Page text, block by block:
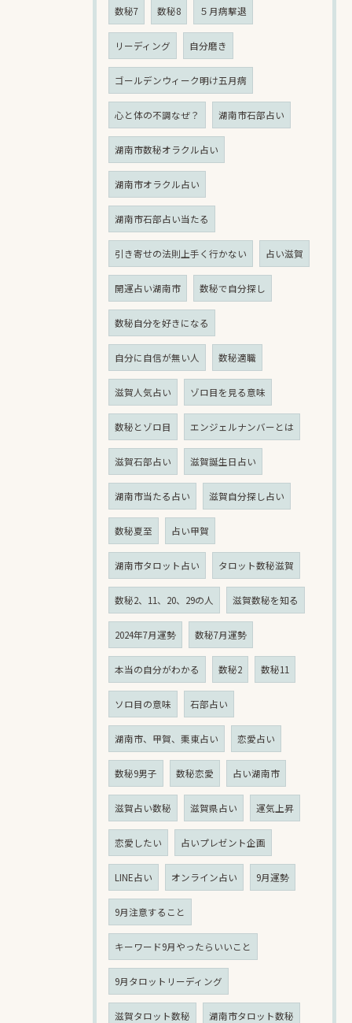
数秘7 数秘8 ５月病撃退
リーディング 自分磨き
ゴールデンウィーク明け五月病
心と体の不調なぜ？ 湖南市石部占い
湖南市数秘オラクル占い
湖南市オラクル占い
湖南市石部占い当たる
引き寄せの法則上手く行かない 占い滋賀
開運占い湖南市 数秘で自分探し
数秘自分を好きになる
自分に自信が無い人 数秘適職
滋賀人気占い ゾロ目を見る意味
数秘とゾロ目 エンジェルナンバーとは
滋賀石部占い 滋賀誕生日占い
湖南市当たる占い 滋賀自分探し占い
数秘夏至 占い甲賀
湖南市タロット占い タロット数秘滋賀
数秘2、11、20、29の人 滋賀数秘を知る
2024年7月運勢 数秘7月運勢
本当の自分がわかる 数秘2 数秘11
ソロ目の意味 石部占い
湖南市、甲賀、栗東占い 恋愛占い
数秘9男子 数秘恋愛 占い湖南市
滋賀占い数秘 滋賀県占い 運気上昇
恋愛したい 占いプレゼント企画
LINE占い オンライン占い 9月運勢
9月注意すること
キーワード9月やったらいいこと
9月タロットリーディング
滋賀タロット数秘 湖南市タロット数秘